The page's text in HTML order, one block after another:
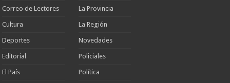
Correo de Lectores
Cultura
Deportes
Editorial
El País
La Provincia
La Región
Novedades
Policiales
Política